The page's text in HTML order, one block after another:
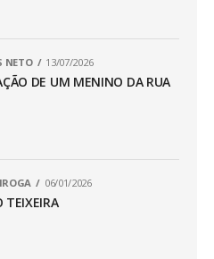
NETO 13/07/2026
DE UM MENINO DA RUA
06/01/2026
TEIXEIRA